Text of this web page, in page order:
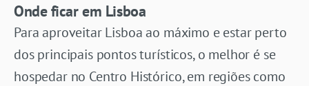
Onde ficar em Lisboa
Para aproveitar Lisboa ao máximo e estar perto
dos principais pontos turísticos, o melhor é se
hospedar no Centro Histórico, em regiões como